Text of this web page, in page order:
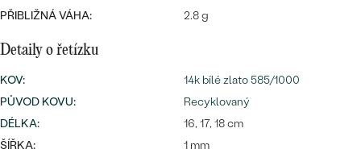
PŘIBLIŽNÁ VÁHA:
2.8 g
Detaily o řetízku
KOV:
14k bílé zlato 585/1000
PŮVOD KOVU:
Recyklovaný
DÉLKA:
16, 17, 18 cm
ŠÍŘKA:
1 mm